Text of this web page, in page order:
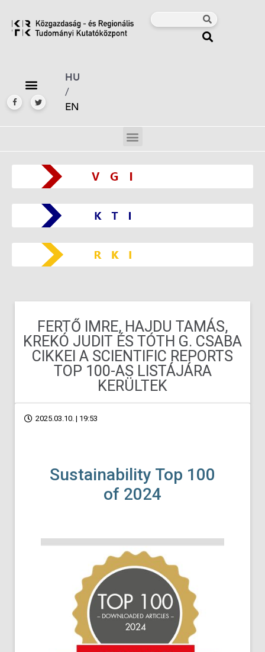
HU
/
EN
FERTŐ IMRE, HAJDU TAMÁS,
KREKÓ JUDIT ÉS TÓTH G. CSABA
CIKKEI A SCIENTIFIC REPORTS
TOP 100-AS LISTÁJÁRA
KERÜLTEK
2025.03.10. | 19:53
Sustainability Top 100
of 2024